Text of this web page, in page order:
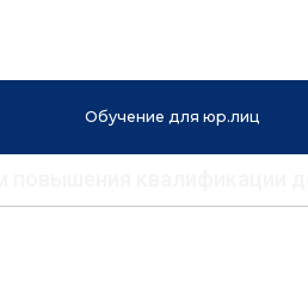
Обучение для юр.лиц